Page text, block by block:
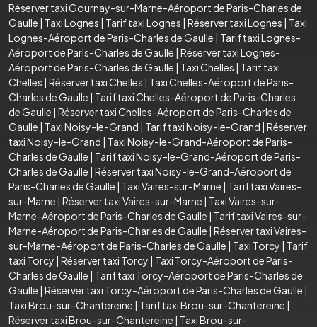
Réserver taxi Gournay-sur-Marne-Aéroport de Paris-Charles de
Gaulle | Taxi Lognes | Tarif taxi Lognes | Réserver taxi Lognes | Taxi
Lognes-Aéroport de Paris-Charles de Gaulle | Tarif taxi Lognes-
Aéroport de Paris-Charles de Gaulle | Réserver taxi Lognes-
Aéroport de Paris-Charles de Gaulle | Taxi Chelles | Tarif taxi
Chelles | Réserver taxi Chelles | Taxi Chelles-Aéroport de Paris-
Charles de Gaulle | Tarif taxi Chelles-Aéroport de Paris-Charles
de Gaulle | Réserver taxi Chelles-Aéroport de Paris-Charles de
Gaulle | Taxi Noisy-le-Grand | Tarif taxi Noisy-le-Grand | Réserver
taxi Noisy-le-Grand | Taxi Noisy-le-Grand-Aéroport de Paris-
Charles de Gaulle | Tarif taxi Noisy-le-Grand-Aéroport de Paris-
Charles de Gaulle | Réserver taxi Noisy-le-Grand-Aéroport de
Paris-Charles de Gaulle | Taxi Vaires-sur-Marne | Tarif taxi Vaires-
sur-Marne | Réserver taxi Vaires-sur-Marne | Taxi Vaires-sur-
Marne-Aéroport de Paris-Charles de Gaulle | Tarif taxi Vaires-sur-
Marne-Aéroport de Paris-Charles de Gaulle | Réserver taxi Vaires-
sur-Marne-Aéroport de Paris-Charles de Gaulle | Taxi Torcy | Tarif
taxi Torcy | Réserver taxi Torcy | Taxi Torcy-Aéroport de Paris-
Charles de Gaulle | Tarif taxi Torcy-Aéroport de Paris-Charles de
Gaulle | Réserver taxi Torcy-Aéroport de Paris-Charles de Gaulle |
Taxi Brou-sur-Chantereine | Tarif taxi Brou-sur-Chantereine |
Réserver taxi Brou-sur-Chantereine | Taxi Brou-sur-